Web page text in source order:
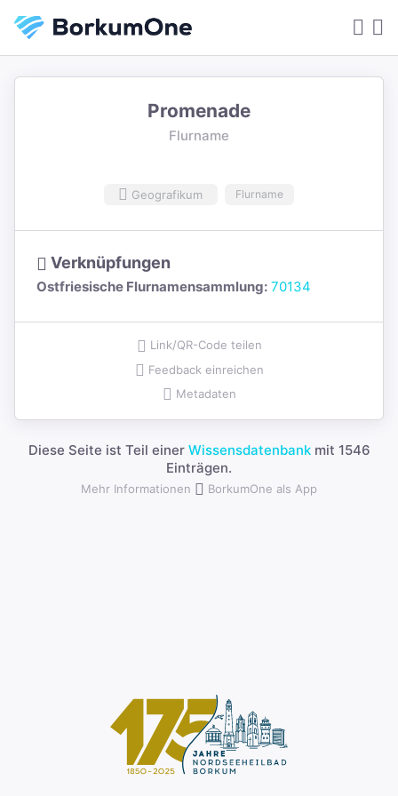
Promenade
Flurname
Geografikum Flurname
Verknüpfungen
Ostfriesische Flurnamensammlung: 70134
Link/QR-Code teilen
Feedback einreichen
Metadaten
Diese Seite ist Teil einer Wissensdatenbankmit 1546
Einträgen.
Mehr Informationen BorkumOne als App